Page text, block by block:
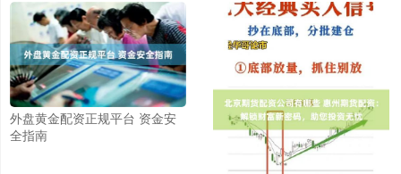
外盘黄金配资正规平台 资金安
全指南